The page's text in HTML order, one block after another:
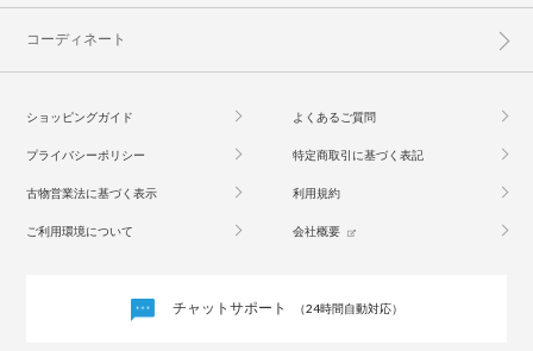
コーディネート
ショッピングガイド よくあるご質問
プライバシーポリシー 特定商取引に基づく表記
古物営業法に基づく表示 利用規約
ご利用環境について 会社概要
チャットサポート （24時間自動対応）